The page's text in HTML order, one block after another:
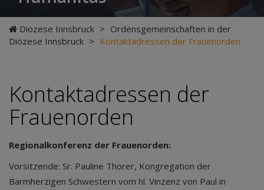
Diözese Innsbruck > Ordensgemeinschaften in der
Diözese Innsbruck > Kontaktadressen der Frauenorden
Kontaktadressen der
Frauenorden
Regionalkonferenz der Frauenorden:
Vorsitzende: Sr. Pauline Thorer, Kongregation der
Barmherzigen Schwestern vom hl. Vinzenz von Paul in